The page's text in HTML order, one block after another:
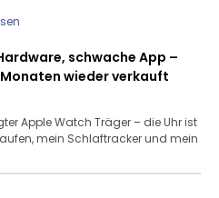
schwache App –
wieder verkauft
Apple Watch Träger – die Uhr ist
mein Schlaftracker und mein